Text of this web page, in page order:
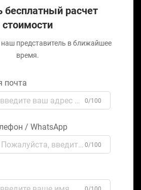
бесплатный расчет
стоимости
представитель в ближайшее
время.
почта
0/100
/ WhatsApp
0/100